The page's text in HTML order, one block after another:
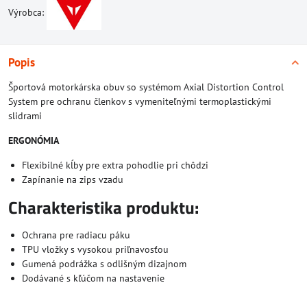
Výrobca:
Popis
Športová motorkárska obuv so systémom Axial Distortion Control
System pre ochranu členkov s vymeniteľnými termoplastickými
slidrami
ERGONÓMIA
Flexibilné kĺby pre extra pohodlie pri chôdzi
Zapínanie na zips vzadu
Charakteristika produktu:
Ochrana pre radiacu páku
TPU vložky s vysokou priľnavosťou
Gumená podrážka s odlišným dizajnom
Dodávané s kľúčom na nastavenie